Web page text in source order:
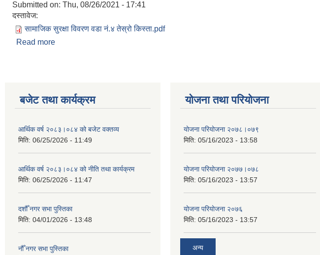
Submitted on: Thu, 08/26/2021 - 17:41
दस्तावेज:
सामाजिक सुरक्षा विवरण वडा नं.४ तेस्रो किस्ता.pdf
Read more
बजेट तथा कार्यक्रम
आर्थिक वर्ष २०८३।०८४ को बजेट वक्तव्य
मिति: 06/25/2026 - 11:49
आर्थिक वर्ष २०८३।०८४ को नीति तथा कार्यक्रम
मिति: 06/25/2026 - 11:47
दशौँ नगर सभा पुस्तिका
मिति: 04/01/2026 - 13:48
नौँ नगर सभा पुस्तिका
योजना तथा परियोजना
योजना परियोजना २०७८।०७९
मिति: 05/16/2023 - 13:58
योजना परियोजना २०७७।०७८
मिति: 05/16/2023 - 13:57
योजना परियोजना २०७६
मिति: 05/16/2023 - 13:57
अन्य